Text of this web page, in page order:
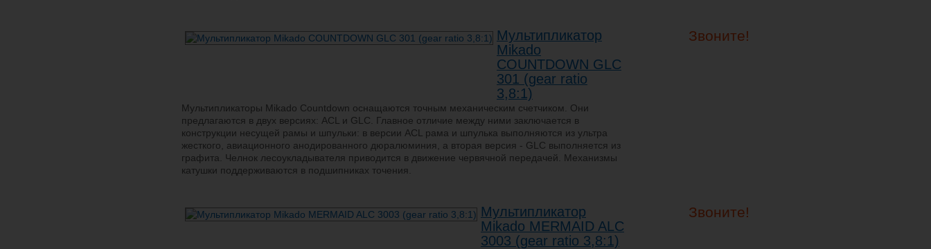
Мультипликатор
Mikado
COUNTDOWN GLC
301 (gear ratio
3,8:1)
Мультипликаторы Mikado Countdown оснащаются точным механическим счетчиком. Они
предлагаются в двух версиях: ACL и GLC. Главное отличие между ними заключается в
конструкции несущей рамы и шпульки: в версии ACL рама и шпулька выполняются из ультра
жесткого, авиационного анодированного дюралюминия, а вторая версия - GLC выполняется из
графита. Челнок лесоукладывателя приводится в движение червячной передачей. Механизмы
катушки поддерживаются в подшипниках точения.
Звоните!
Мультипликатор
Mikado MERMAID ALC
3003 (gear ratio 3,8:1)
Звоните!